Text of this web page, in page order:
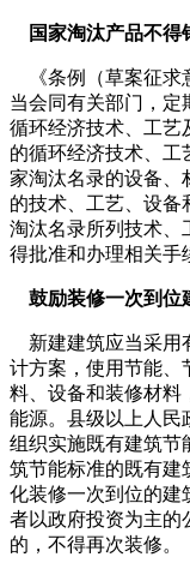
国家淘汰产品不得
《条例（草案征求
当会同有关部门，定
循环经济技术、工艺
的循环经济技术、工
家淘汰名录的设备、
的技术、工艺、设备
淘汰名录所列技术、
得批准和办理相关手
鼓励装修一次到位
新建建筑应当采用
计方案，使用节能、
料、设备和装修材料
能源。县级以上人民
组织实施既有建筑节
筑节能标准的既有建
化装修一次到位的建
者以政府投资为主的
的，不得再次装修。